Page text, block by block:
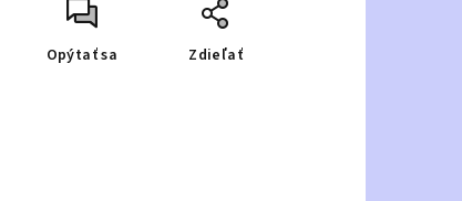
Opýtať sa Zdieľať